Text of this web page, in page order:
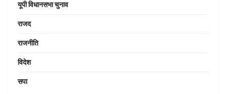
यूपी विधानसभा चुनाव
राजद
राजनीति
विदेश
सपा